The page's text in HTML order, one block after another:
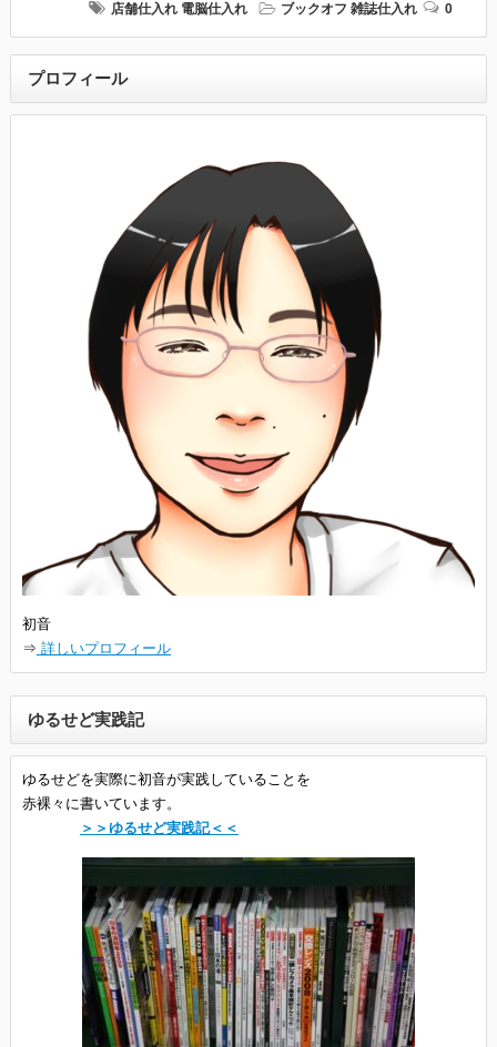
店舗仕入れ 電脳仕入れ ブックオフ 雑誌仕入れ 0
プロフィール
初音
⇒ 詳しいプロフィール
ゆるせど実践記
ゆるせどを実際に初音が実践していることを
赤裸々に書いています。
＞＞ゆるせど実践記＜＜